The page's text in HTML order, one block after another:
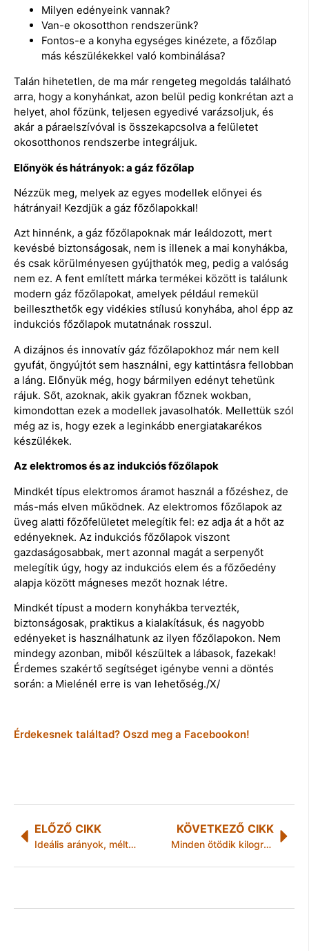
Milyen edényeink vannak?
Van-e okosotthon rendszerünk?
Fontos-e a konyha egységes kinézete, a főzőlap
más készülékekkel való kombinálása?
Talán hihetetlen, de ma már rengeteg megoldás található
arra, hogy a konyhánkat, azon belül pedig konkrétan azt a
helyet, ahol főzünk, teljesen egyedivé varázsoljuk, és
akár a páraelszívóval is összekapcsolva a felületet
okosotthonos rendszerbe integráljuk.
Előnyök és hátrányok: a gáz főzőlap
Nézzük meg, melyek az egyes modellek előnyei és
hátrányai! Kezdjük a gáz főzőlapokkal!
Azt hinnénk, a gáz főzőlapoknak már leáldozott, mert
kevésbé biztonságosak, nem is illenek a mai konyhákba,
és csak körülményesen gyújthatók meg, pedig a valóság
nem ez. A fent említett márka termékei között is találunk
modern gáz főzőlapokat, amelyek például remekül
beilleszthetők egy vidékies stílusú konyhába, ahol épp az
indukciós főzőlapok mutatnának rosszul.
A dizájnos és innovatív gáz főzőlapokhoz már nem kell
gyufát, öngyújtót sem használni, egy kattintásra fellobban
a láng. Előnyük még, hogy bármilyen edényt tehetünk
rájuk. Sőt, azoknak, akik gyakran főznek wokban,
kimondottan ezek a modellek javasolhatók. Mellettük szól
még az is, hogy ezek a leginkább energiatakarékos
készülékek.
Az elektromos és az indukciós főzőlapok
Mindkét típus elektromos áramot használ a főzéshez, de
más-más elven működnek. Az elektromos főzőlapok az
üveg alatti főzőfelületet melegítik fel: ez adja át a hőt az
edényeknek. Az indukciós főzőlapok viszont
gazdaságosabbak, mert azonnal magát a serpenyőt
melegítik úgy, hogy az indukciós elem és a főzőedény
alapja között mágneses mezőt hoznak létre.
Mindkét típust a modern konyhákba tervezték,
biztonságosak, praktikus a kialakításuk, és nagyobb
edényeket is használhatunk az ilyen főzőlapokon. Nem
mindegy azonban, miből készültek a lábasok, fazekak!
Érdemes szakértő segítséget igénybe venni a döntés
során: a Mielénél erre is van lehetőség./X/
Érdekesnek találtad? Oszd meg a Facebookon!
ELŐZŐ CIKK
Ideális arányok, méltóság és harmónia – a klasszikus stílus
KÖVETKEZŐ CIKK
Minden ötödik kilogramm élelmiszer a kukába kerül: te mennyivel járulsz hozzá?